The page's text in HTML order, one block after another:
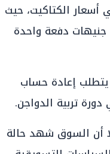
دراماتيكية في أسعار الكتاكيت، حيث
سجلت الأسعار قفزة ملحوظة تراوحت قيمتها ما بين 3 إلى 6 جنيهات دفعة واحدة
يتطلب إعادة حساب
تربية الدواجن.
طالت 7 شركات كبرى، إلا أن السوق شهد حالة